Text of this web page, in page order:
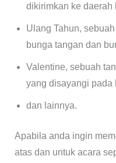
dikirimkan ke daerah
Ulang Tahun,
bunga tangan dan
Valentine, sebuah
yang disayangi pada
dan lainnya.
Apabila anda ingin
atas dan untuk acara